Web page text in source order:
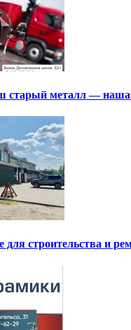
старый металл — наша
строительства и